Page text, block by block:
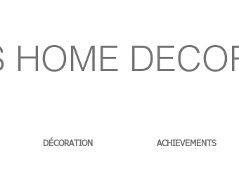
HOME
DÉCORATION ACHIEVEMENTS